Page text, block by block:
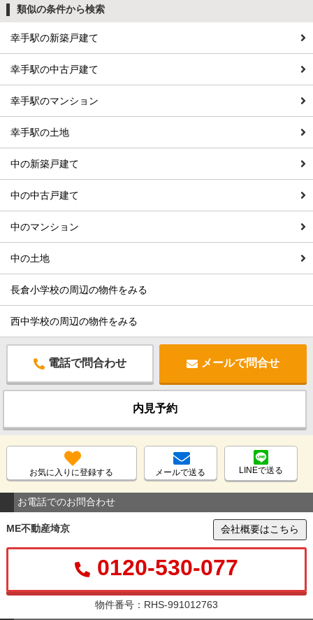
類似の条件から検索
幸手駅の新築戸建て
幸手駅の中古戸建て
幸手駅のマンション
幸手駅の土地
中の新築戸建て
中の中古戸建て
中のマンション
中の土地
長倉小学校の周辺の物件をみる
西中学校の周辺の物件をみる
電話で問合わせ メールで問合せ
内見予約
お気に入りに登録する メールで送る LINEで送る
お電話でのお問合わせ
ME不動産埼京 会社概要はこちら
0120-530-077
物件番号：RHS-991012763